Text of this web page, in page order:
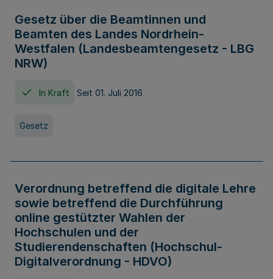
Gesetz über die Beamtinnen und
Beamten des Landes Nordrhein-
Westfalen (Landesbeamtengesetz - LBG
NRW)
In Kraft Seit 01. Juli 2016
Gesetz
Verordnung betreffend die digitale Lehre
sowie betreffend die Durchführung
online gestützter Wahlen der
Hochschulen und der
Studierendenschaften (Hochschul-
Digitalverordnung - HDVO)